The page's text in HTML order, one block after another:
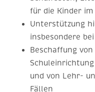
für die Kinder
Unterstützung
insbesondere
Beschaffung
und von Lehr-
Fällen